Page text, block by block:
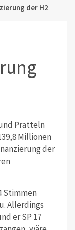
der H2
Pratteln
Millionen
der
Stimmen
Allerdings
er SP 17